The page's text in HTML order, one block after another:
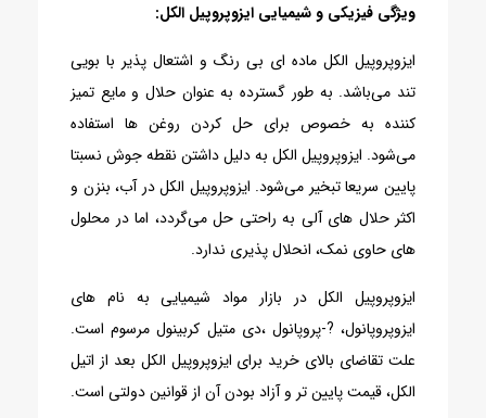
ویژگی فیزیکی و شیمیایی ایزوپروپیل الکل:
ایزوپروپیل الکل ماده ای بی رنگ و اشتعال پذیر با بویی
تند می‌باشد. به طور گسترده به عنوان حلال و مایع تمیز
کننده به خصوص برای حل کردن روغن ها استفاده
می‌شود. ایزوپروپیل الکل به دلیل داشتن نقطه جوش نسبتا
پایین سریعا تبخیر می‌شود. ایزوپروپیل الکل در آب، بنزن و
اکثر حلال های آلی به راحتی حل می‌گردد، اما در محلول
های حاوی نمک، انحلال پذیری ندارد.
ایزوپروپیل الکل در بازار مواد شیمیایی به نام های
ایزوپروپانول، ?-پروپانول ،دی متیل کربینول مرسوم است.
علت تقاضای بالای خرید برای ایزوپروپیل الکل بعد از اتیل
الکل، قیمت پایین تر و آزاد بودن آن از قوانین دولتی است.